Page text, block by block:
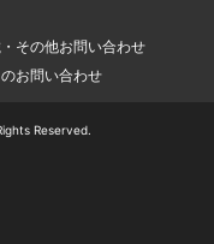
その他お問い合わせ
お問い合わせ
Reserved.